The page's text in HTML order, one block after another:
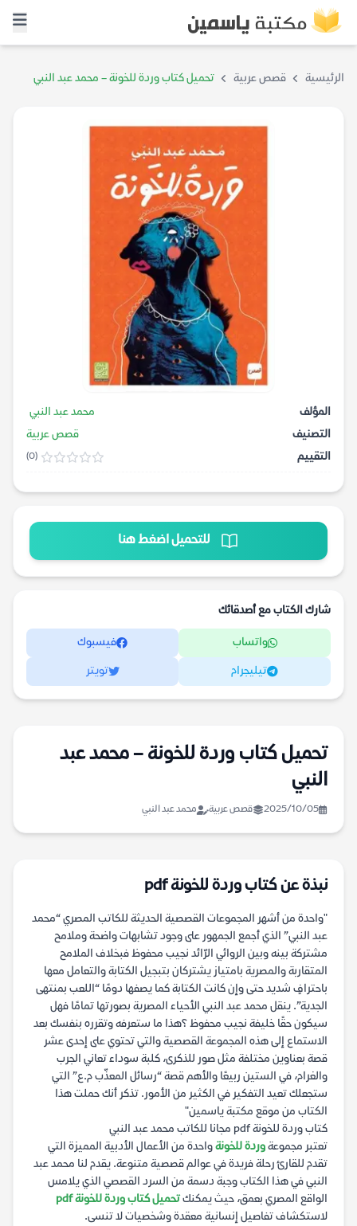
الرئيسية قصص عربية تحميل كتاب وردة للخونة – محمد عبد النبي
المؤلف
محمد عبد النبي
التصنيف
قصص عربية
التقييم
(0)
للتحميل اضغط هنا
شارك الكتاب مع أصدقائك
واتساب فيسبوك
تيليجرام تويتر
تحميل كتاب وردة للخونة – محمد عبد
النبي
2025/10/05 قصص عربية محمد عبد النبي
نبذة عن كتاب وردة للخونة pdf
"واحدة من أشهر المجموعات القصصية الحديثة للكاتب المصري “محمد
عبد النبي” الذي أجمع الجمهور على وجود تشابهات واضحة وملامح
مشتركة بينه وبين الروائي الرّائد نجيب محفوظ فبخلاف الملامح
المتقاربة والمصرية بامتياز يشتركان بتبجيل الكتابة والتعامل معها
باحترافٍ شديد حتى وإن كانت الكتابة كما يصفها دومًا “اللعب بمنتهى
الجدية”. ينقل محمد عبد النبي الأحياء المصرية بصورتها تمامًا فهل
سيكون حقًا خليفة نجيب محفوظ ؟هذا ما ستعرفه وتقرره بنفسك بعد
الاستماع إلى هذه المجموعة القصصية والتي تحتوي على إحدى عشر
قصة بعناوين مختلفة مثل صور للذكرى، كلبة سوداء تعاني الجرب
والغرام، في الستين ربيعًا والأهم قصة “رسائل المعذّب م.ع” التي
ستجعلك تعيد التفكير في الكثير من الأمور. تذكر أنك حملت هذا
الكتاب من موقع مكتبة ياسمين"
كتاب وردة للخونة pdf مجانا للكاتب محمد عبد النبي
تعتبر مجموعةوردة للخونةواحدة من الأعمال الأدبية المميزة التي
تقدم للقارئ رحلة فريدة في عوالم قصصية متنوعة. يقدم لنا محمد عبد
النبي في هذا الكتاب وجبة دسمة من السرد القصصي الذي يلامس
الواقع المصري بعمق، حيث يمكنكتحميل كتاب وردة للخونة pdf
لاستكشاف تفاصيل إنسانية معقدة وشخصيات لا تنسى.